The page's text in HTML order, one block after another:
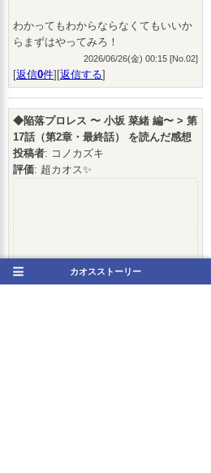
わかってもわからならなくてもいいか
らまずはやってみろ！
2026/06/26(金) 00:15 [No.02]
[返信0件][返信する]
◆陥落プロレス 〜 小坂 菜緒 編〜 > 第
17話（第2章・最終話） を読んだ感想
投稿者: コノカズキ
評価: 超カオス✨
このコメントはネタバレを含
む可能性があります。表示す
カオスストーリー